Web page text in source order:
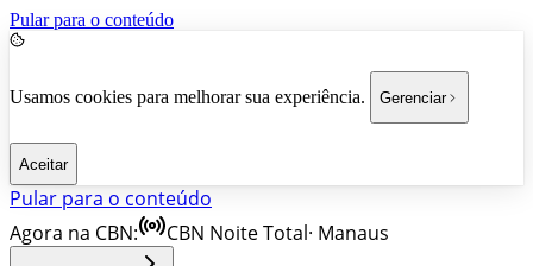
Pular para o conteúdo
Usamos cookies para melhorar sua experiência. Gerenciar
Aceitar
Pular para o conteúdo
Agora na CBN:
CBN Noite Total· Manaus